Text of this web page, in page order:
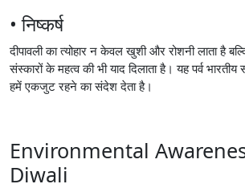
• निष्कर्ष
दीपावली का त्योहार न केवल खुशी और रोशनी लाता है
संस्कारों के महत्व की भी याद दिलाता है। यह पर्व
हमें एकजुट रहने का संदेश देता है।
Environmental
Diwali